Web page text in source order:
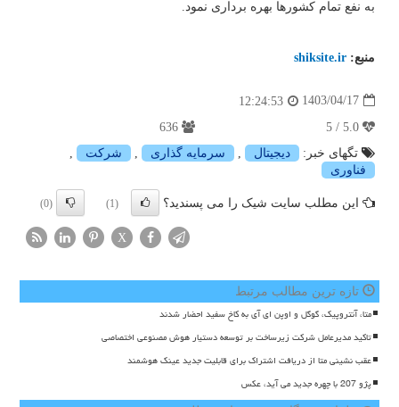
به نفع تمام کشورها بهره برداری نمود.
منبع: shiksite.ir
1403/04/17
12:24:53
تگهای خبر:
دیجیتال , سرمایه گذاری , شركت
,
فناوری
این مطلب سایت شیک را می پسندید؟ (1)
(0)
X
تازه ترین مطالب مرتبط
متا، آنتروپیک، گوگل و اوپن ای آی به کاخ سفید احضار شدند
تاکید مدیرعامل شرکت زیرساخت بر توسعه دستیار هوش مصنوعی اختصاصی
عقب نشینی متا از دریافت اشتراک برای قابلیت جدید عینک هوشمند
پژو 207 با چهره جدید می آید، عکس